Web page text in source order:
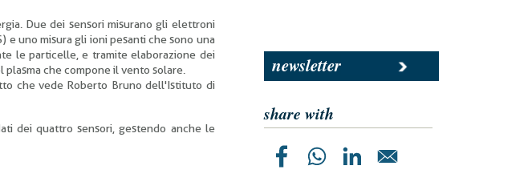
Due dei sensori misurano gli elettroni
e uno misura gli ioni pesanti che sono una
le particelle, e tramite elaborazione dei
che compone il vento solare.
che vede Roberto Bruno dell'Istituto di
dei quattro sensori, gestendo anche le
newsletter
share with